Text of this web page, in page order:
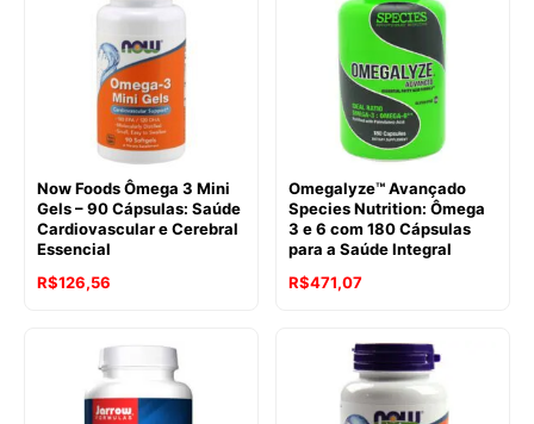
Now Foods Ômega 3 Mini
Gels – 90 Cápsulas: Saúde
Cardiovascular e Cerebral
Essencial
R$126,56
Omegalyze™ Avançado
Species Nutrition: Ômega
3 e 6 com 180 Cápsulas
para a Saúde Integral
R$471,07